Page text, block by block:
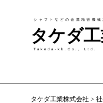
シャフトなどの金属精密機械
タケダ
Takeda-kk.Co., Ltd.
タケダ工業株式会社 >